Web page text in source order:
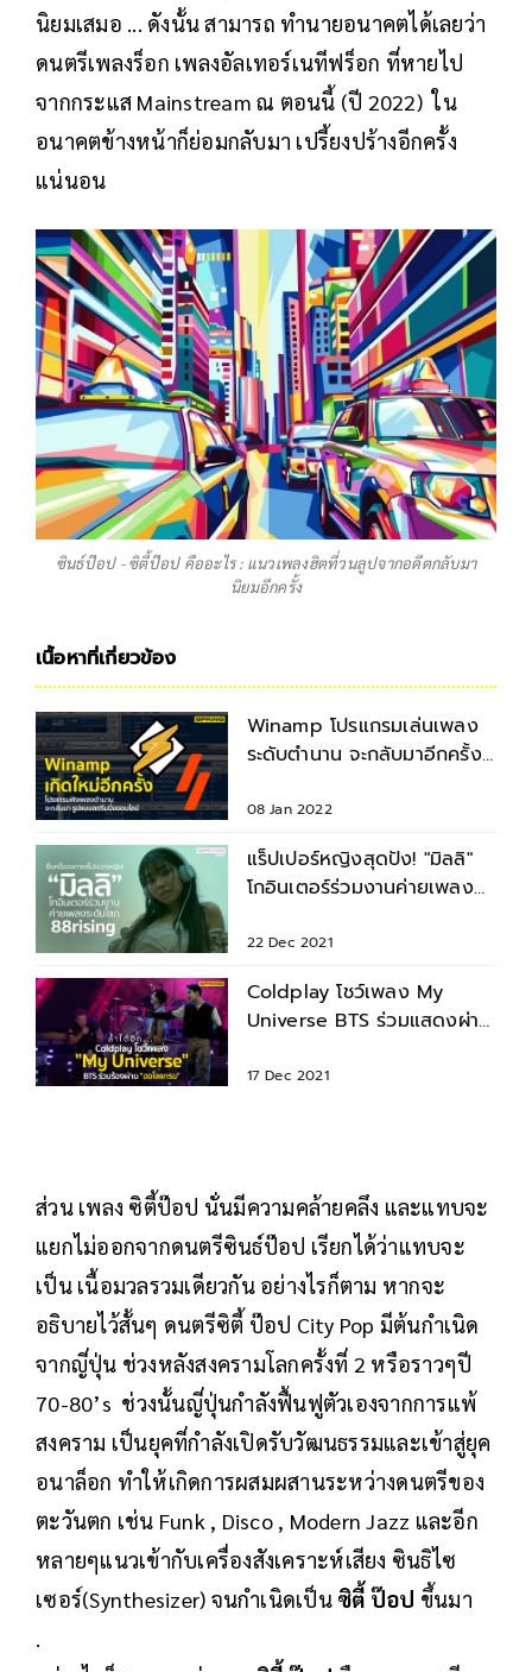
นิยมเสมอ ... ดังนั้น สามารถ ทำนายอนาคตได้เลยว่า
ดนตรีเพลงร็อก เพลงอัลเทอร์เนทีฟร็อก ที่หายไป
จากกระแส Mainstream ณ ตอนนี้ (ปี 2022) ใน
อนาคตข้างหน้าก็ย่อมกลับมา เปรี้ยงปร้างอีกครั้ง
แน่นอน
ซินธ์ป๊อป - ซิตี้ป๊อป คืออะไร : แนวเพลงฮิตที่วนลูปจากอดีตกลับมา
นิยมอีกครั้ง
เนื้อหาที่เกี่ยวข้อง
Winamp โปรแกรมเล่นเพลง
ระดับตำนาน จะกลับมาอีกครั้ง
08 Jan 2022
แร็ปเปอร์หญิงสุดปัง! "มิลลิ"
โกอินเตอร์ร่วมงานค่ายเพลง
22 Dec 2021
Coldplay โชว์เพลง My
Universe BTS ร่วมแสดงผ่าน
17 Dec 2021
ส่วน เพลง ซิตี้ป๊อป นั่นมีความคล้ายคลึง และแทบจะ
แยกไม่ออกจากดนตรีซินธ์ป๊อป เรียกได้ว่าแทบจะ
เป็น เนื้อมวลรวมเดียวกัน อย่างไรก็ตาม หากจะ
อธิบายไว้สั้นๆ ดนตรีซิตี้ ป๊อป City Pop มีต้นกำเนิด
จากญี่ปุ่น ช่วงหลังสงครามโลกครั้งที่ 2 หรือราวๆปี
70-80’s ช่วงนั้นญี่ปุ่นกำลังฟื้นฟูตัวเองจากการแพ้
สงคราม เป็นยุคที่กำลังเปิดรับวัฒนธรรมและเข้าสู่ยุค
อนาล็อก ทำให้เกิดการผสมผสานระหว่างดนตรีของ
ตะวันตก เช่น Funk , Disco , Modern Jazz และอีก
หลายๆแนวเข้ากับเครื่องสังเคราะห์เสียง ซินธิไซ
เซอร์(Synthesizer) จนกำเนิดเป็นซิตี้ ป๊อป ขึ้นมา
.